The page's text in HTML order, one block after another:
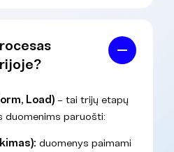
Load) – tai trijų etapų
duomenims paruošti:
duomenys paimami